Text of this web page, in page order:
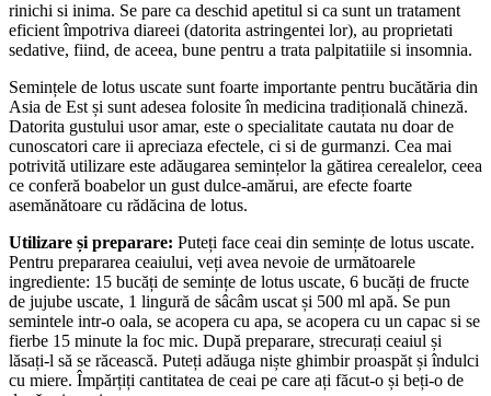
Seminteledelotus sunt considerate a fi sanatoase pentru splina,
rinichi si inima. Se pare ca deschid apetitul si ca sunt un tratament
eficient împotriva diareei (datorita astringentei lor), au proprietati
Semințele de lotus uscate sunt foarte importante pentru bucătăria din
Asia de Est și sunt adesea folosite în medicina tradițională chineză.
Datorita gustului usor amar, este o specialitate cautata nu doar de
cunoscatori care ii apreciaza efectele, ci si de gurmanzi. Cea mai
potrivită utilizare este adăugarea semințelor la gătirea cerealelor, ceea
ce conferă boabelor un gust dulce-amărui, are efecte foarte
Utilizare și preparare:Puteți face ceai din semințe de lotus uscate.
Pentru prepararea ceaiului, veți avea nevoie de următoarele
ingrediente: 15 bucăți de semințe de lotus uscate, 6 bucăți de fructe
de jujube uscate, 1 lingură de sâcâm uscat și 500 ml apă. Se pun
semintele intr-o oala, se acopera cu apa, se acopera cu un capac si se
fierbe 15 minute la foc mic. După preparare, strecurați ceaiul și
lăsați-l să se răcească. Puteți adăuga niște ghimbir proaspăt și îndulci